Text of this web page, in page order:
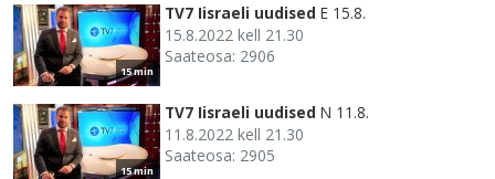
15 min
TV7 Iisraeli uudised E 15.8.
15.8.2022 kell 21.30
Saateosa: 2906
15 min
TV7 Iisraeli uudised N 11.8.
11.8.2022 kell 21.30
Saateosa: 2905